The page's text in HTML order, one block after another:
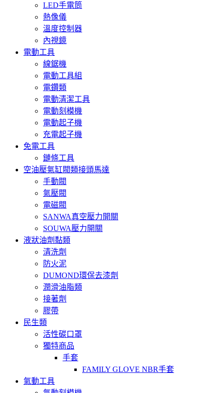
LED手電筒
熱像儀
溫度控制器
內視鏡
電動工具
線鋸機
電動工具組
電鑽類
電動清潔工具
電動刻模機
電動起子機
充電起子機
免電工具
鏈條工具
空油壓氣缸閥類接頭馬達
手動閥
氣壓閥
電磁閥
SANWA真空壓力開關
SOUWA壓力開關
液狀油劑黏類
清洗劑
防火泥
DUMOND環保去漆劑
潤滑油脂類
接著劑
膠帶
民生類
活性碳口罩
獨特商品
手套
FAMILY GLOVE NBR手套
氣動工具